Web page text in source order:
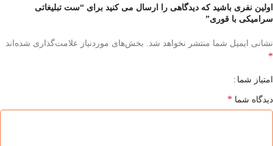
اولین نفری باشید که دیدگاهی را ارسال می کنید برای “ست تبلیغاتی
سرامیکی با قوری”
نشانی ایمیل شما منتشر نخواهد شد. بخش‌های موردنیاز علامت‌گذاری شده‌اند
*
امتیاز شما
دیدگاه شما *